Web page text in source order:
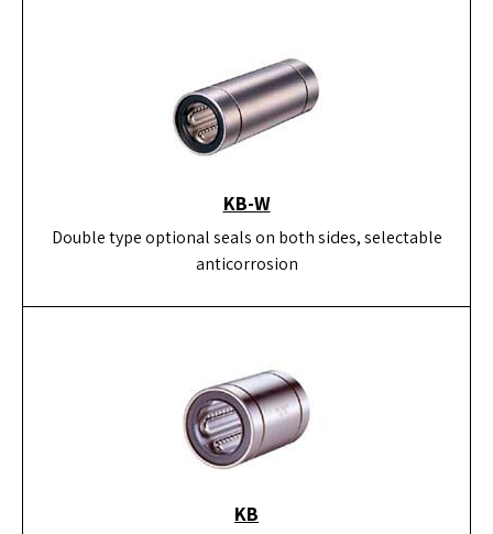
KB-W
Double type optional seals on both sides, selectable
anticorrosion
KB